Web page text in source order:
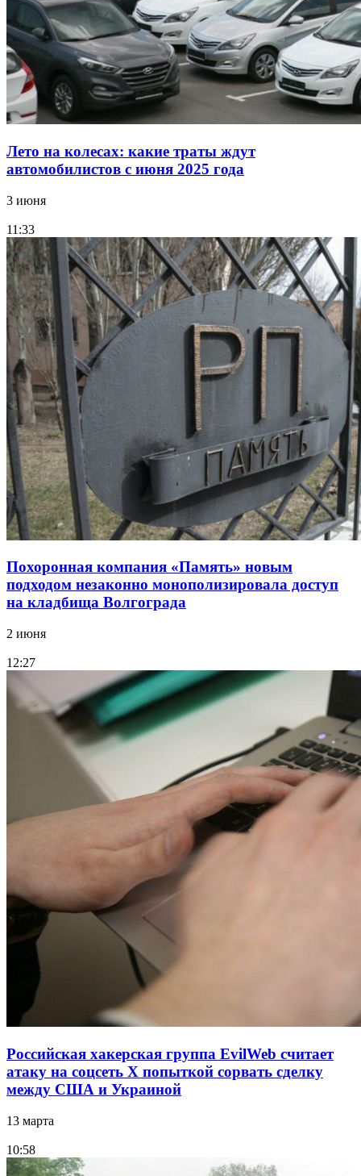
Лето на колесах: какие траты ждут
автомобилистов с июня 2025 года
3 июня
11:33
Похоронная компания «Память» новым
подходом незаконно монополизировала доступ
на кладбища Волгограда
2 июня
12:27
Российская хакерская группа EvilWeb считает
атаку на соцсеть Х попыткой сорвать сделку
между США и Украиной
13 марта
10:58